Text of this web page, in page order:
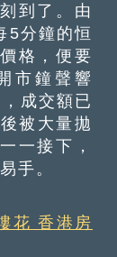
到了。由
5分鐘的恒
格，便要
市鐘聲響
成交額已
被大量拋
一接下，
手。
花 香港房